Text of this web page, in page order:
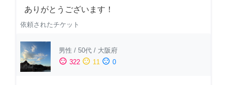
ありがとうございます！
依頼されたチケット
男性 / 50代 / 大阪府
sentiment_satisfied 322 sentiment_neutral 11 sentiment_dissatisfied 0